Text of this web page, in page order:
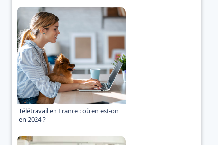
Télétravail en France : où en est-on
en 2024 ?